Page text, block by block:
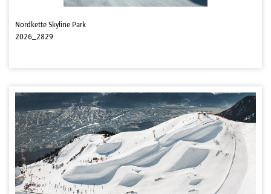
Nordkette Skyline Park
2026_2829